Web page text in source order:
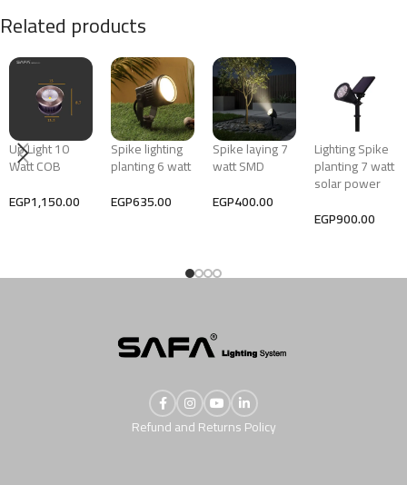
Related products
Up Light 10
Watt COB
EGP1,150.00
Spike lighting
planting 6 watt
EGP635.00
Spike laying 7
watt SMD
EGP400.00
Lighting Spike
planting 7 watt
solar power
EGP900.00
Refund and Returns Policy